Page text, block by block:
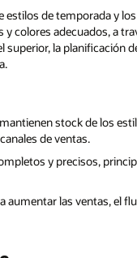
de temporada y
colores adecuados, a
la planificación
stock de los
de ventas.
y precisos,
las ventas, el